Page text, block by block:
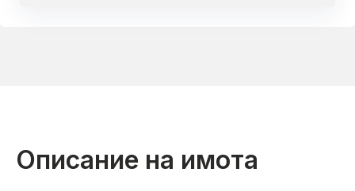
Описание на имота